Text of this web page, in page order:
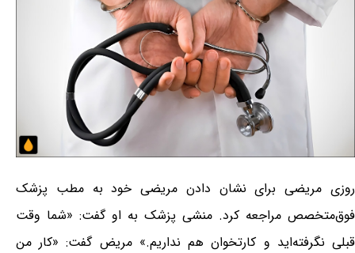
روزی مریضی برای نشان دادن مریضی خود به مطب پزشک
فوق‌متخصص مراجعه کرد. منشی پزشک به او گفت: «شما وقت
قبلی نگرفته‌اید و کارتخوان هم نداریم.» مریض گفت: «کار من